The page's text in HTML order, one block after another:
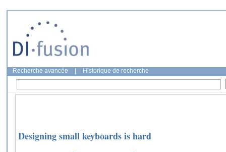
Recherche avancée Historique de recherche
Designing small keyboards is hard